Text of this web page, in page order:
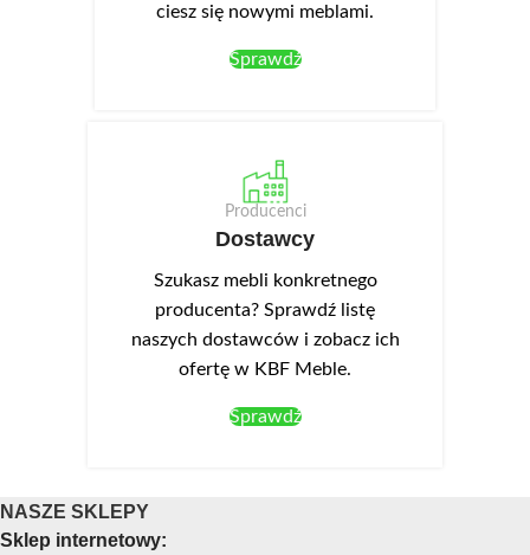
ciesz się nowymi meblami.
Sprawdź
Producenci
Dostawcy
Szukasz mebli konkretnego
producenta? Sprawdź listę
naszych dostawców i zobacz ich
ofertę w KBF Meble.
Sprawdź
NASZE SKLEPY
Sklep internetowy: